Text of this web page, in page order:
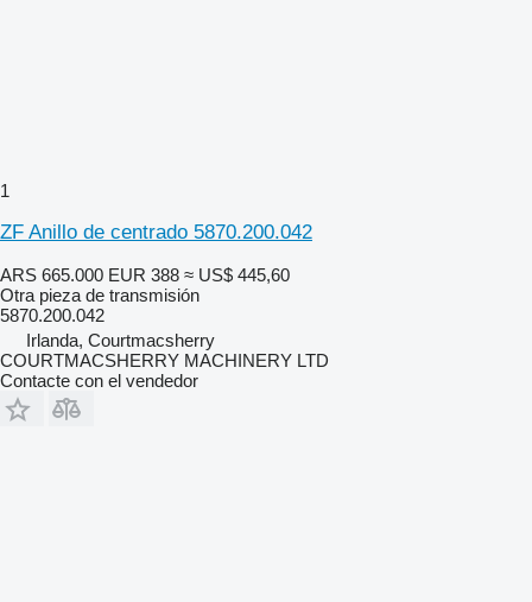
1
ZF Anillo de centrado 5870.200.042
ARS 665.000 EUR 388 ≈ US$ 445,60
Otra pieza de transmisión
5870.200.042
Irlanda, Courtmacsherry
COURTMACSHERRY MACHINERY LTD
Contacte con el vendedor